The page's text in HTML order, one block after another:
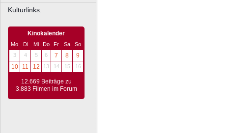
Kulturlinks.
Kinokalender
Mo Di Mi Do Fr Sa
So
3
4 5 6 7 8
9
10
11 12 13 14 15 16
12.669 Beiträge zu
3.883 Filmen im Forum